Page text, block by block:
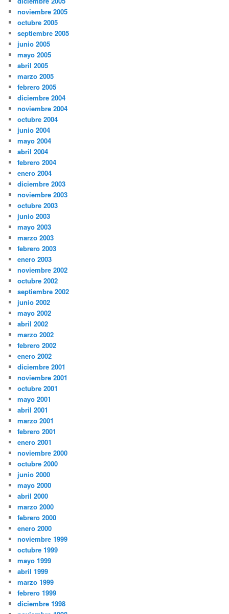
noviembre 2005
octubre 2005
septiembre 2005
junio 2005
mayo 2005
abril 2005
marzo 2005
febrero 2005
diciembre 2004
noviembre 2004
octubre 2004
junio 2004
mayo 2004
abril 2004
febrero 2004
enero 2004
diciembre 2003
noviembre 2003
octubre 2003
junio 2003
mayo 2003
marzo 2003
febrero 2003
enero 2003
noviembre 2002
octubre 2002
septiembre 2002
junio 2002
mayo 2002
abril 2002
marzo 2002
febrero 2002
enero 2002
diciembre 2001
noviembre 2001
octubre 2001
mayo 2001
abril 2001
marzo 2001
febrero 2001
enero 2001
noviembre 2000
octubre 2000
junio 2000
mayo 2000
abril 2000
marzo 2000
febrero 2000
enero 2000
noviembre 1999
octubre 1999
mayo 1999
abril 1999
marzo 1999
febrero 1999
diciembre 1998